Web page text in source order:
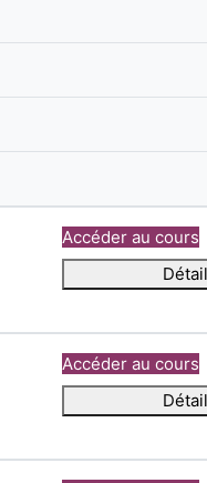
Accéder au cours
Accéder au cours